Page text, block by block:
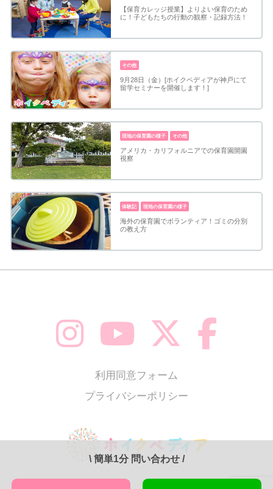
【保育カレッジ授業】よりよい保育のため
に！子どもたちの行動の観察・記録方法！
その他
9月28日（金）[ホイクペディアが神戸にて
留学セミナーを開催します！]
現地の保育園の様子 その他
アメリカ・カリフォルニアでの保育園開園
視察
体験記 現地の保育園の様子
海外の保育園でボランティア！ゴミの分別
の教え方
\簡単1分 問い合わせ /
利用同意フォーム
プライバシーポリシー